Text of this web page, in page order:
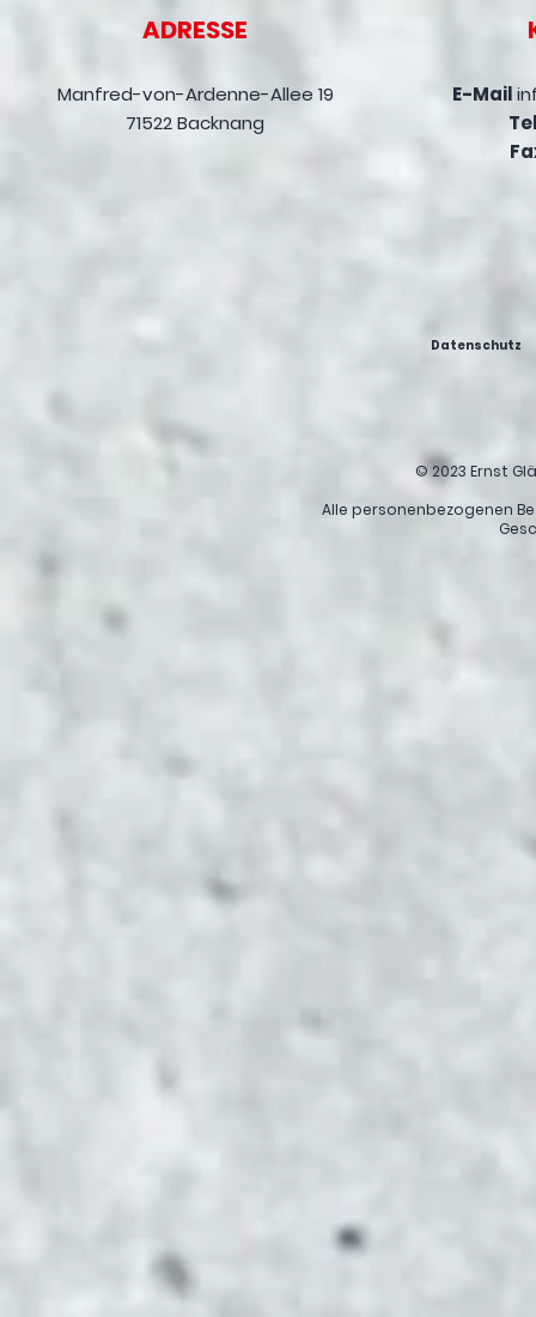
ADRESSE
Manfred-von-Ardenne-Allee 19
71522 Backnang
E-Mail
Datenschutz
© 2023 Ernst
Alle personenbezogenen